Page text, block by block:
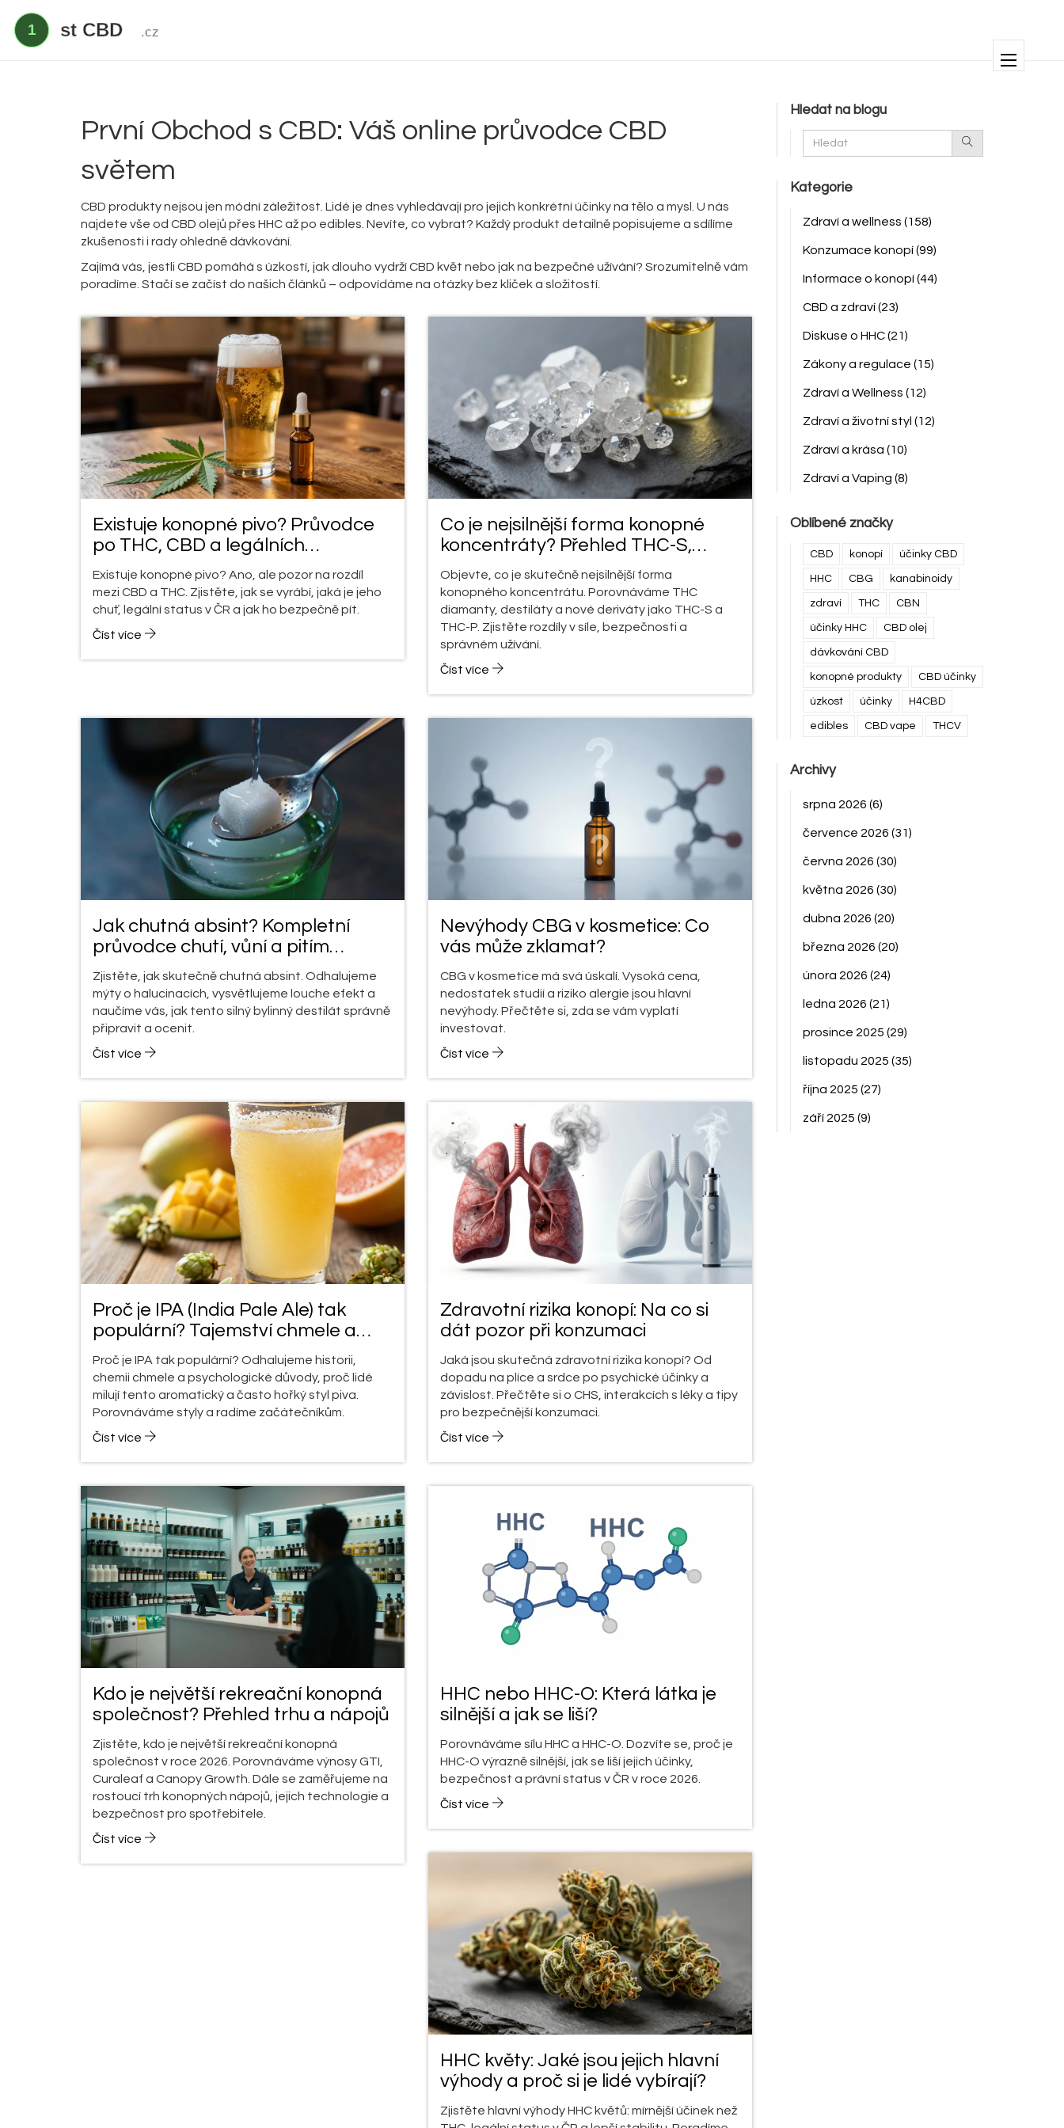
První Obchod s CBD: Váš online průvodce CBD
světem
CBD produkty nejsou jen módní záležitost. Lidé je dnes vyhledávají pro jejich konkrétní účinky na tělo a mysl. U nás
najdete vše od CBD olejů přes HHC až po edibles. Nevíte, co vybrat? Každý produkt detailně popisujeme a sdílíme
zkušenosti i rady ohledně dávkování.
Zajímá vás, jestli CBD pomáhá s úzkostí, jak dlouho vydrží CBD květ nebo jak na bezpečné užívání? Srozumitelně vám
poradíme. Stačí se začíst do našich článků – odpovídáme na otázky bez kliček a složitostí.
Existuje konopné pivo? Průvodce
po THC, CBD a legálních
alternativách v Česku
Existuje konopné pivo? Ano, ale pozor na rozdíl
mezi CBD a THC. Zjistěte, jak se vyrábí, jaká je jeho
chuť, legální status v ČR a jak ho bezpečně pít.
Číst více
Co je nejsilnější forma konopné
koncentráty? Přehled THC-S,
destilátů a křemenů
Objevte, co je skutečně nejsilnější forma
konopného koncentrátu. Porovnáváme THC
diamanty, destiláty a nové deriváty jako THC-S a
THC-P. Zjistěte rozdíly v síle, bezpečnosti a
správném užívání.
Číst více
Jak chutná absint? Kompletní
průvodce chutí, vůní a pitím
zeleného čerta
Zjistěte, jak skutečně chutná absint. Odhalujeme
mýty o halucinacích, vysvětlujeme louche efekt a
naučíme vás, jak tento silný bylinný destilát správně
připravit a ocenit.
Číst více
Nevýhody CBG v kosmetice: Co
vás může zklamat?
CBG v kosmetice má svá úskalí. Vysoká cena,
nedostatek studií a riziko alergie jsou hlavní
nevýhody. Přečtěte si, zda se vám vyplatí
investovat.
Číst více
Proč je IPA (India Pale Ale) tak
populární? Tajemství chmele a
chuti
Proč je IPA tak populární? Odhalujeme historii,
chemii chmele a psychologické důvody, proč lidé
milují tento aromatický a často hořký styl piva.
Porovnáváme styly a radíme začátečníkům.
Číst více
Zdravotní rizika konopí: Na co si
dát pozor při konzumaci
Jaká jsou skutečná zdravotní rizika konopí? Od
dopadu na plíce a srdce po psychické účinky a
závislost. Přečtěte si o CHS, interakcích s léky a tipy
pro bezpečnější konzumaci.
Číst více
Kdo je největší rekreační konopná
společnost? Přehled trhu a nápojů
Zjistěte, kdo je největší rekreační konopná
společnost v roce 2026. Porovnáváme výnosy GTI,
Curaleaf a Canopy Growth. Dále se zaměřujeme na
rostoucí trh konopných nápojů, jejich technologie a
bezpečnost pro spotřebitele.
Číst více
HHC nebo HHC-O: Která látka je
silnější a jak se liší?
Porovnáváme sílu HHC a HHC-O. Dozvíte se, proč je
HHC-O výrazně silnější, jak se liší jejich účinky,
bezpečnost a právní status v ČR v roce 2026.
Číst více
HHC květy: Jaké jsou jejich hlavní
výhody a proč si je lidé vybírají?
Zjistěte hlavní výhody HHC květů: mírnější účinek než
Hledat na blogu
Kategorie
Zdraví a wellness (158)
Konzumace konopí(99)
Informace o konopí(44)
CBD a zdraví(23)
Diskuse o HHC(21)
Zákony a regulace (15)
Zdraví a Wellness (12)
Zdraví a životní styl (12)
Zdraví a krása (10)
Zdraví a Vaping (8)
Oblíbené značky
CBD konopí účinky CBD
HHC CBG kanabinoidy
zdraví THC CBN
účinky HHC CBD olej
dávkování CBD
konopné produkty CBD účinky
úzkost účinky H4CBD
edibles CBD vape THCV
Archivy
srpna 2026 (6)
července 2026 (31)
června 2026 (30)
května 2026 (30)
dubna 2026 (20)
března 2026 (20)
února 2026 (24)
ledna 2026 (21)
prosince 2025 (29)
listopadu 2025 (35)
října 2025 (27)
září 2025 (9)